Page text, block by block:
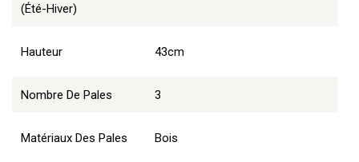
(été-Hiver)
Hauteur 43cm
Nombre De Pales 3
Matériaux Des Pales Bois